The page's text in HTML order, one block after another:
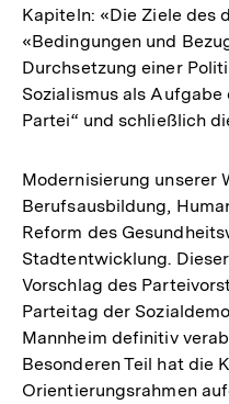
Kapiteln: «Die Ziele des
«Bedingungen und
Durchsetzung einer
Sozialismus als
Partei“ und schließlich
Modernisierung unserer
Berufsausbildung,
Reform des
Stadtentwicklung.
Vorschlag des
Parteitag der
Mannheim definitiv
Besonderen Teil hat die
Orientierungsrahmen